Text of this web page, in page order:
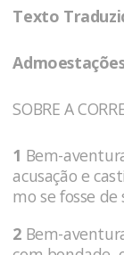
Texto
SOBRE A
1 Bem-
acusação e
mo se fosse de
2 Bem-